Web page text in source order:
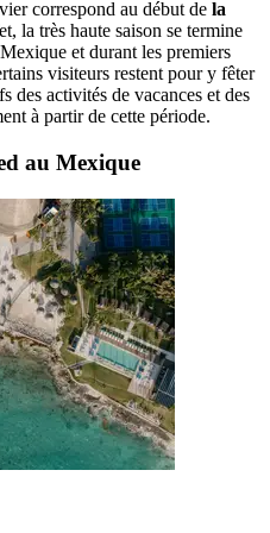
correspond au début de la
la très haute saison se termine
et durant les premiers
visiteurs restent pour y fêter
des activités de vacances et des
à partir de cette période.
au Mexique